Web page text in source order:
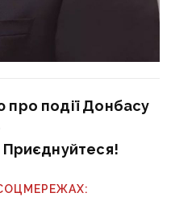
про події Донбасу
Приєднуйтеся!